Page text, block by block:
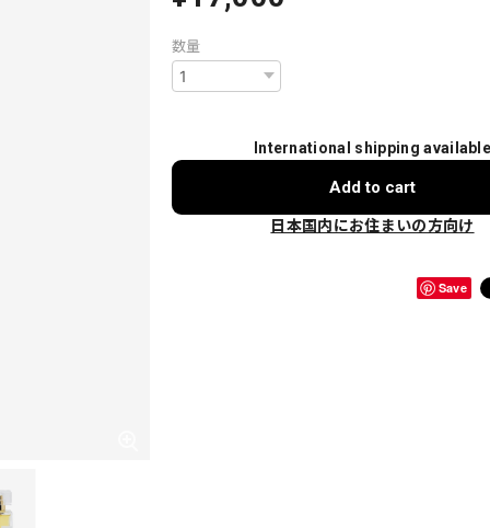
数量
International shipping
Add to cart
日本国内にお住まいの方向け
Save